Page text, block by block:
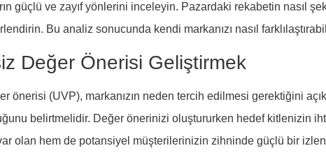
güçlü ve zayıf yönlerini inceleyin. Pazardaki rekabetin nasıl
Bu analiz sonucunda kendi markanızı nasıl
Değer Önerisi Geliştirmek
önerisi (UVP), markanızın neden tercih edilmesi gerektiğini
belirtmelidir. Değer önerinizi oluştururken hedef kitlenizin
olan hem de potansiyel müşterilerinizin zihninde güçlü bir